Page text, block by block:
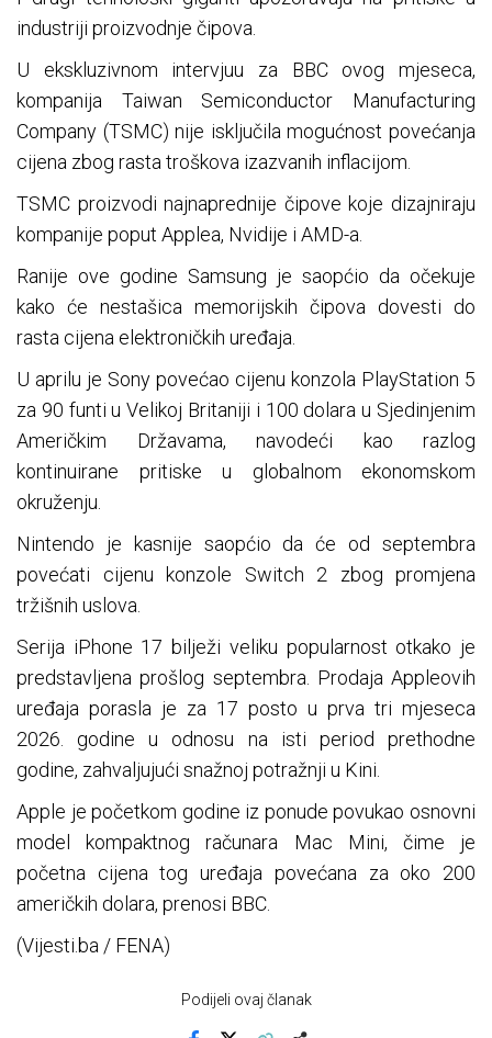
industriji proizvodnje čipova.
U ekskluzivnom intervjuu za BBC ovog mjeseca,
kompanija Taiwan Semiconductor Manufacturing
Company (TSMC) nije isključila mogućnost povećanja
cijena zbog rasta troškova izazvanih inflacijom.
TSMC proizvodi najnaprednije čipove koje dizajniraju
kompanije poput Applea, Nvidije i AMD-a.
Ranije ove godine Samsung je saopćio da očekuje
kako će nestašica memorijskih čipova dovesti do
rasta cijena elektroničkih uređaja.
U aprilu je Sony povećao cijenu konzola PlayStation 5
za 90 funti u Velikoj Britaniji i 100 dolara u Sjedinjenim
Američkim Državama, navodeći kao razlog
kontinuirane pritiske u globalnom ekonomskom
okruženju.
Nintendo je kasnije saopćio da će od septembra
povećati cijenu konzole Switch 2 zbog promjena
tržišnih uslova.
Serija iPhone 17 bilježi veliku popularnost otkako je
predstavljena prošlog septembra. Prodaja Appleovih
uređaja porasla je za 17 posto u prva tri mjeseca
2026. godine u odnosu na isti period prethodne
godine, zahvaljujući snažnoj potražnji u Kini.
Apple je početkom godine iz ponude povukao osnovni
model kompaktnog računara Mac Mini, čime je
početna cijena tog uređaja povećana za oko 200
američkih dolara, prenosi BBC.
(Vijesti.ba / FENA)
Podijeli ovaj članak